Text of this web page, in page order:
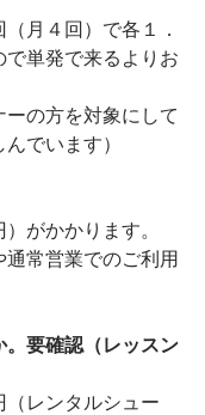
月４回）で各１．
で単発で来るよりお
ーの方を対象にして
でいます）
がかかります。
常営業でのご利用
。要確認（レッスン
レンタルシュー